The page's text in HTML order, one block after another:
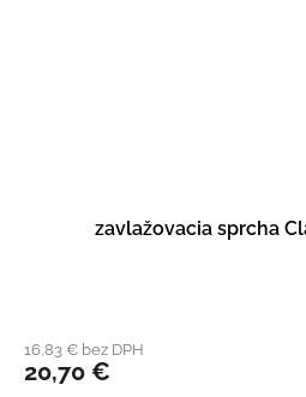
zavlažovacia sprcha
16,83 € bez DPH
20,70 €